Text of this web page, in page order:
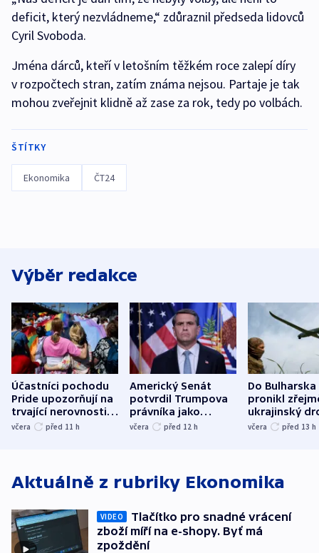
deficit, který nezvládneme,“ zdůraznil předseda lidovců
Cyril Svoboda.
Jména dárců, kteří v letošním těžkém roce zalepí díry
v rozpočtech stran, zatím známa nejsou. Partaje je tak
mohou zveřejnit klidně až zase za rok, tedy po volbách.
ŠTÍTKY
Ekonomika ČT24
Výběr redakce
Účastníci pochodu
Pride upozorňují na
trvající nerovnosti i
společenskou
včera před 11 h
Americký Senát
potvrdil Trumpova
právníka jako
ministra
včera před 12 h
Do Bulharska
pronikl
ukrajinský
explodoval
včera před 13 h
Aktuálně z rubriky Ekonomika
VIDEO
Tlačítko pro snadné vrácení
zboží míří na e-shopy. Byť má
zpoždění